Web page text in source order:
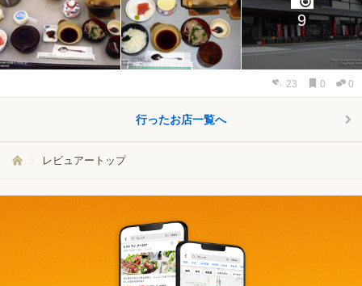
9
23 0 0
行ったお店一覧へ
レビュアートップ